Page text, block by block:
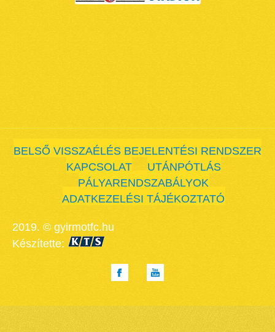
BELSŐ VISSZAÉLÉS BEJELENTÉSI RENDSZER
KAPCSOLAT
UTÁNPÓTLÁS
PÁLYARENDSZABÁLYOK
ADATKEZELÉSI TÁJÉKOZTATÓ
2019. © gyirmotfc.hu
Készítette: